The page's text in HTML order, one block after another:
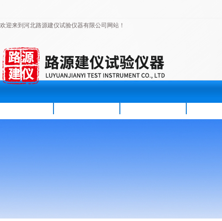
欢迎来到河北路源建仪试验仪器有限公司网站！